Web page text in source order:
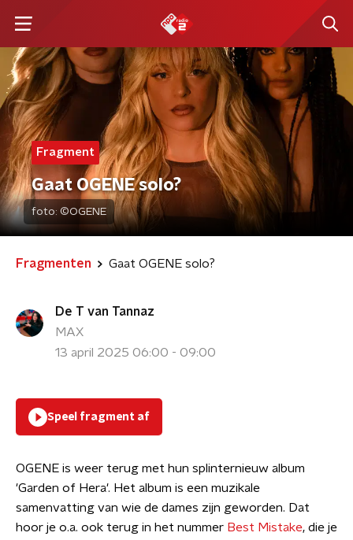
Fragment
Gaat OGENE solo?
foto: ©OGENE
Fragmenten Gaat OGENE solo?
De T van Tannaz
MAX
13 april 2025 06:00 - 09:00
Speel fragment af
OGENE is weer terug met hun splinternieuw album
'Garden of Hera'. Het album is een muzikale
samenvatting van wie de dames zijn geworden. Dat
hoor je o.a. ook terug in het nummer Best Mistake, die je